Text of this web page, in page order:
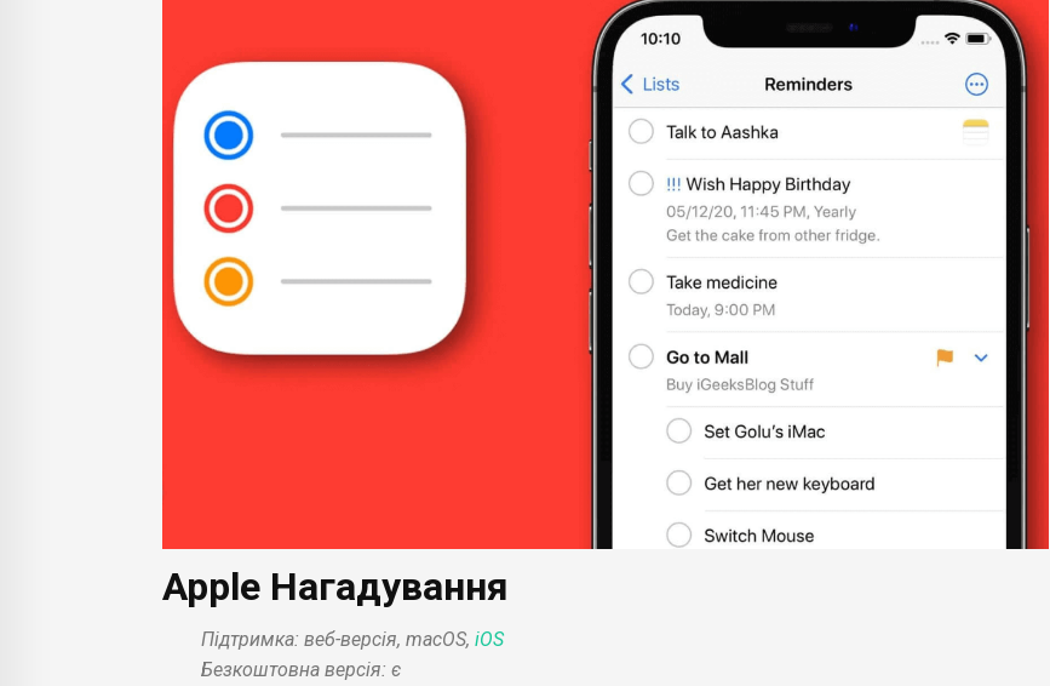
Apple Нагадування
Підтримка: веб-версія, macOS, iOS
Безкоштовна версія: є